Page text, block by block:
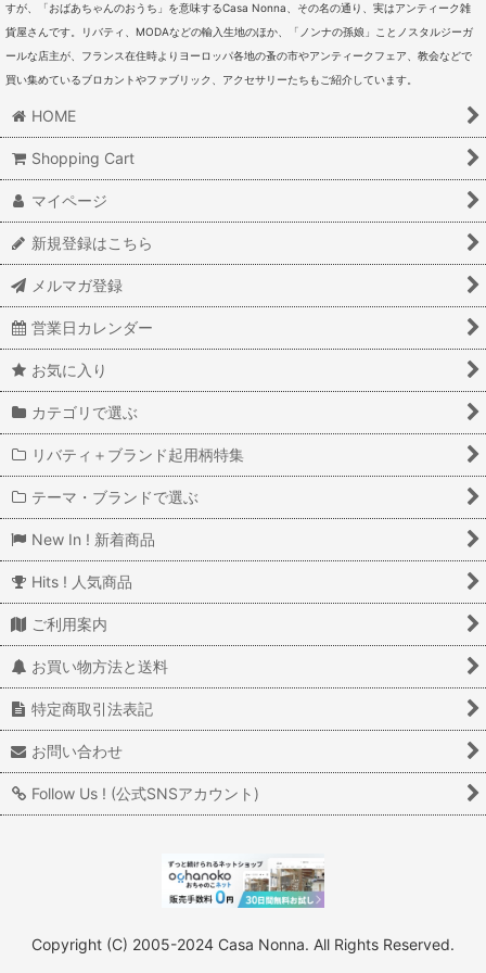
すが、「おばあちゃんのおうち」を意味するCasa Nonna、その名の通り、実はアンティーク雑
貨屋さんです。リバティ、MODAなどの輸入生地のほか、「ノンナの孫娘」ことノスタルジーガ
ールな店主が、フランス在住時よりヨーロッパ各地の蚤の市やアンティークフェア、教会などで
買い集めているブロカントやファブリック、アクセサリーたちもご紹介しています。
HOME
Shopping Cart
マイページ
新規登録はこちら
メルマガ登録
営業日カレンダー
お気に入り
カテゴリで選ぶ
リバティ＋ブランド起用柄特集
テーマ・ブランドで選ぶ
New In ! 新着商品
Hits ! 人気商品
ご利用案内
お買い物方法と送料
特定商取引法表記
お問い合わせ
Follow Us ! (公式SNSアカウント)
Copyright (C) 2005-2024 Casa Nonna. All Rights Reserved.